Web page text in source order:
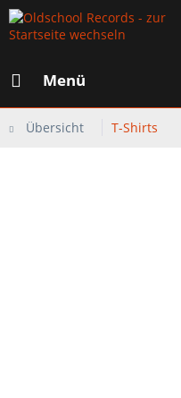
Menü
Übersicht T-Shirts